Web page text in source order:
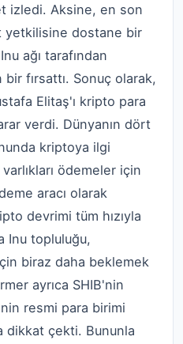
izledi. Aksine, en son
yetkilisine dostane bir
ağı tarafından
bir fırsattı. Sonuç olarak,
Elitaş'ı kripto para
verdi. Dünyanın dört
kriptoya ilgi
ödemeler için
aracı olarak
devrimi tüm hızıyla
Inu topluluğu,
biraz daha beklemek
ayrıca SHIB'nin
resmi para birimi
dikkat çekti. Bununla